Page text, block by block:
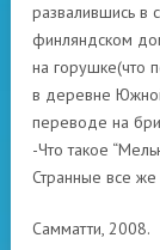
развалившись в
финляндском
на горушке(что
в деревне
переводе на
-Что такое
Странные все
Самматти, 2008.